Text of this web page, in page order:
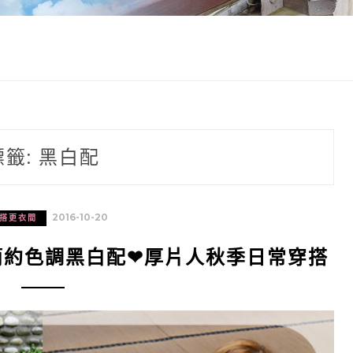
籤: 黑白配
更衣間 2016-10-20
色調黑白配❤厚片人秋季日常穿搭